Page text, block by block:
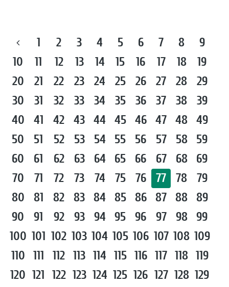
1 2 3 4 5 6 7 8
9
10
11 12 13 14 15 16 17 18
19
20
21 22 23 24 25 26 27 28
29
30
31 32 33 34 35 36 37 38
39
40
41 42 43 44 45 46 47 48
49
50
51 52 53 54 55 56 57 58
59
60
61 62 63 64 65 66 67 68
69
70
71 72 73 74 75 76 77 78
79
80
81 82 83 84 85 86 87 88
89
90
91 92 93 94 95 96 97 98
99
100 101 102 103 104 105 106 107 108 109
110
111 112 113 114 115 116 117 118 119
120 121 122 123 124 125 126 127 128 129